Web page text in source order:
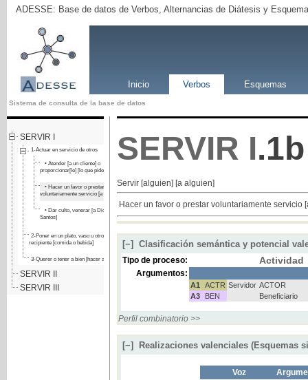
ADESSE: Base de datos de Verbos, Alternancias de Diátesis y
Inicio Verbos Esquemas
Sistema de consulta de la base de datos
SERVIR I
1-Actuar en servicio de otros
• Atender [a un cliente] o
proporcionar[le] [lo que pide]
• Hacer un favor o prestar
voluntariamente servicio [a alguien]
• Dar culto, venerar [a Dios o a los
Santos]
2-Poner en un plato, vaso u otro
recipiente [comida o bebida]
3-Querer o tener a bien [hacer algo]
SERVIR II
SERVIR III
SERVIR I.1b
Servir [alguien] [a alguien]
Hacer un favor o prestar voluntariamente servicio
[−] Clasificación semántica y potencial
Tipo de proceso: Actividad
Argumentos:
A1 ACTR Servidor ACTOR
A3
BEN Beneficiario
Perfil combinatorio >>
[−] Realizaciones valenciales (Esquemas
Voz